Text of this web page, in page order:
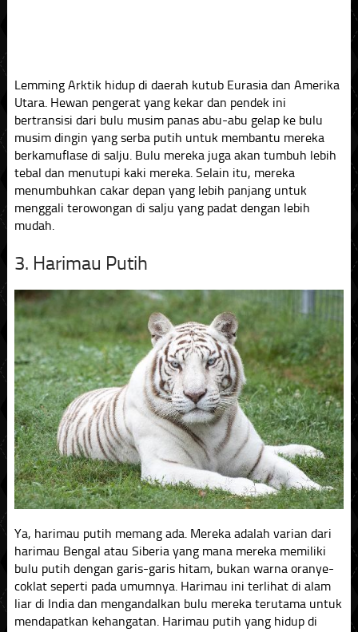
Lemming Arktik hidup di daerah kutub Eurasia dan Amerika
Utara. Hewan pengerat yang kekar dan pendek ini
bertransisi dari bulu musim panas abu-abu gelap ke bulu
musim dingin yang serba putih untuk membantu mereka
berkamuflase di salju. Bulu mereka juga akan tumbuh lebih
tebal dan menutupi kaki mereka. Selain itu, mereka
menumbuhkan cakar depan yang lebih panjang untuk
menggali terowongan di salju yang padat dengan lebih
mudah.
3. Harimau Putih
Ya, harimau putih memang ada. Mereka adalah varian dari
harimau Bengal atau Siberia yang mana mereka memiliki
bulu putih dengan garis-garis hitam, bukan warna oranye-
coklat seperti pada umumnya. Harimau ini terlihat di alam
liar di India dan mengandalkan bulu mereka terutama untuk
mendapatkan kehangatan. Harimau putih yang hidup di